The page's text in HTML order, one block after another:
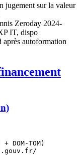
jugement sur la valeur
Zeroday 2024-
IT, dispo
après autoformation
TOM)